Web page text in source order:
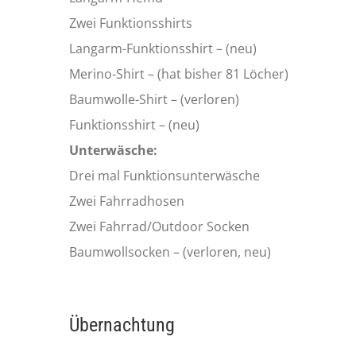
Zwei Funktionsshirts
Langarm-Funktionsshirt – (neu)
Merino-Shirt – (hat bisher 81 Löcher)
Baumwolle-Shirt – (verloren)
Funktionsshirt – (neu)
Unterwäsche:
Drei mal Funktionsunterwäsche
Zwei Fahrradhosen
Zwei Fahrrad/Outdoor Socken
Baumwollsocken – (verloren, neu)
Übernachtung